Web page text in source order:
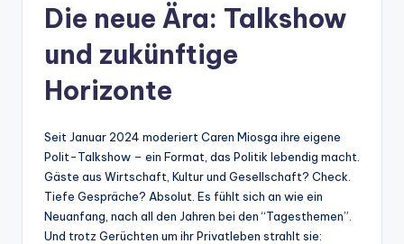
Die neue Ära: Talkshow
und zukünftige
Horizonte
Seit Januar 2024 moderiert Caren Miosga ihre eigene
Polit-Talkshow – ein Format, das Politik lebendig macht.
Gäste aus Wirtschaft, Kultur und Gesellschaft? Check.
Tiefe Gespräche? Absolut. Es fühlt sich an wie ein
Neuanfang, nach all den Jahren bei den “Tagesthemen”.
Und trotz Gerüchten um ihr Privatleben strahlt sie: